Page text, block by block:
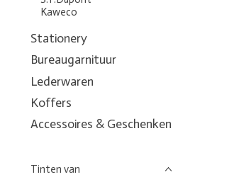
Kaweco
Stationery
Bureaugarnituur
Lederwaren
Koffers
Accessoires & Geschenken
Tinten van